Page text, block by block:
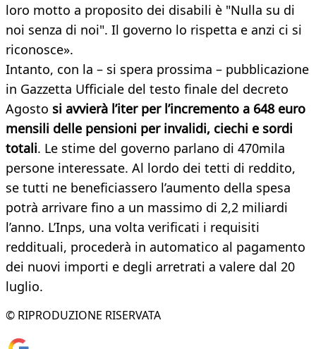
loro motto a proposito dei disabili è "Nulla su di
noi senza di noi". Il governo lo rispetta e anzi ci si
riconosce».
Intanto, con la – si spera prossima – pubblicazione
in Gazzetta Ufficiale del testo finale del decreto
Agosto si avvierà l’iter per l’incremento a 648 euro
mensili delle pensioni per invalidi, ciechi e sordi
totali. Le stime del governo parlano di 470mila
persone interessate. Al lordo dei tetti di reddito,
se tutti ne beneficiassero l’aumento della spesa
potrà arrivare fino a un massimo di 2,2 miliardi
l’anno. L’Inps, una volta verificati i requisiti
reddituali, procederà in automatico al pagamento
dei nuovi importi e degli arretrati a valere dal 20
luglio.
© RIPRODUZIONE RISERVATA